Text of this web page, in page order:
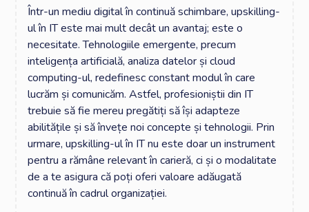
Într-un mediu digital în continuă schimbare, upskilling-
ul în IT este mai mult decât un avantaj; este o
necesitate. Tehnologiile emergente, precum
inteligența artificială, analiza datelor și cloud
computing-ul, redefinesc constant modul în care
lucrăm și comunicăm. Astfel, profesioniștii din IT
trebuie să fie mereu pregătiți să își adapteze
abilitățile și să învețe noi concepte și tehnologii. Prin
urmare, upskilling-ul în IT nu este doar un instrument
pentru a rămâne relevant în carieră, ci și o modalitate
de a te asigura că poți oferi valoare adăugată
continuă în cadrul organizației.